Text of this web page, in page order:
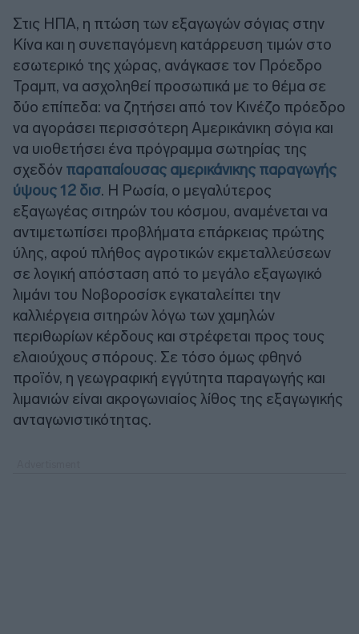
Στις ΗΠΑ, η πτώση των εξαγωγών σόγιας στην
Κίνα και η συνεπαγόμενη κατάρρευση τιμών στο
εσωτερικό της χώρας, ανάγκασε τον Πρόεδρο
Τραμπ, να ασχοληθεί προσωπικά με το θέμα σε
δύο επίπεδα: να ζητήσει από τον Κινέζο πρόεδρο
να αγοράσει περισσότερη Αμερικάνικη σόγια και
να υιοθετήσει ένα πρόγραμμα σωτηρίας της
σχεδόν παραπαίουσας αμερικάνικης παραγωγής
ύψους 12 δισ. Η Ρωσία, ο μεγαλύτερος
εξαγωγέας σιτηρών του κόσμου, αναμένεται να
αντιμετωπίσει προβλήματα επάρκειας πρώτης
ύλης, αφού πλήθος αγροτικών εκμεταλλεύσεων
σε λογική απόσταση από το μεγάλο εξαγωγικό
λιμάνι του Νοβοροσίσκ εγκαταλείπει την
καλλιέργεια σιτηρών λόγω των χαμηλών
περιθωρίων κέρδους και στρέφεται προς τους
ελαιούχους σπόρους. Σε τόσο όμως φθηνό
προϊόν, η γεωγραφική εγγύτητα παραγωγής και
λιμανιών είναι ακρογωνιαίος λίθος της εξαγωγικής
ανταγωνιστικότητας.